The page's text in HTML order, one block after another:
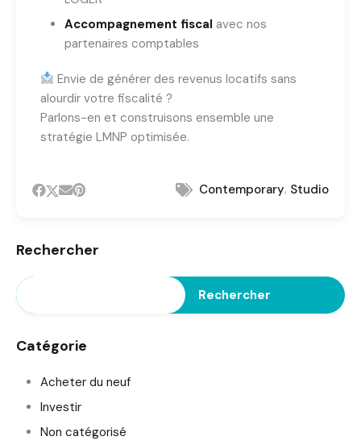
Accompagnement fiscal avec nos
partenaires comptables
Envie de générer des revenus locatifs sans
alourdir votre fiscalité ?
Parlons-en et construisons ensemble une
stratégie LMNP optimisée.
Contemporary, Studio
Rechercher
Rechercher
Catégorie
Acheter du neuf
Investir
Non catégorisé